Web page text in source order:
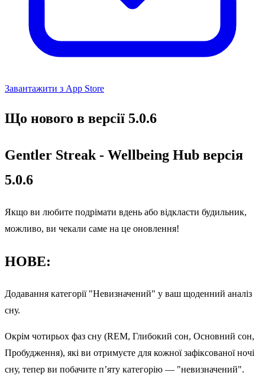
Завантажити з App Store
Що нового в версії 5.0.6
Gentler Streak - Wellbeing Hub версія
5.0.6
Якщо ви любите подрімати вдень або відкласти будильник,
можливо, ви чекали саме на це оновлення!
НОВЕ:
Додавання категорії "Невизначений" у ваш щоденний аналіз
сну.
Окрім чотирьох фаз сну (REM, Глибокий сон, Основний сон,
Пробудження), які ви отримуєте для кожної зафіксованої ночі
сну, тепер ви побачите п’яту категорію — "невизначений".